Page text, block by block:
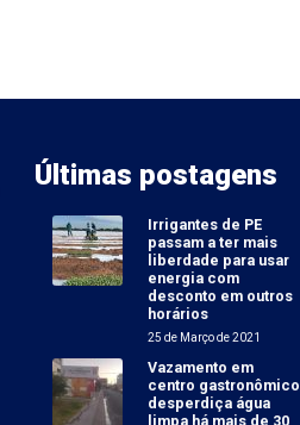
Últimas postagens
Irrigantes de PE
passam a ter mais
liberdade para usar
energia com
desconto em outros
horários
25 de Março de 2021
Vazamento em
centro gastronômico
desperdiça água
limpa há mais de 30